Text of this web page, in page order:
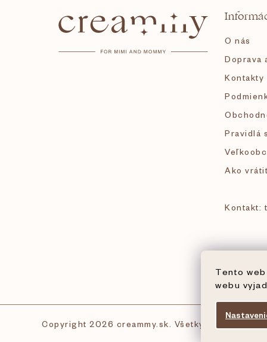
Tento
webu
O nás
Doprava
Kontakty
Pravidlá
Ako
Kontakt:
Copyright 2026 creammy.sk . Všetky práva